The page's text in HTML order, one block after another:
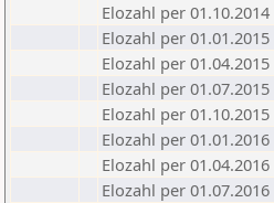
Elozahl per 01.10.2014
Elozahl per 01.01.2015
Elozahl per 01.04.2015
Elozahl per 01.07.2015
Elozahl per 01.10.2015
Elozahl per 01.01.2016
Elozahl per 01.04.2016
Elozahl per 01.07.2016